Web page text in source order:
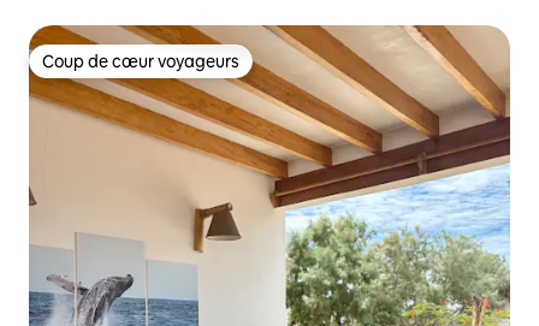
Coup de cœur voyageurs
Coup de cœur voyageurs